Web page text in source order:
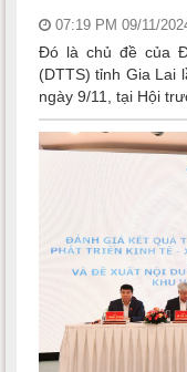
07:19 PM 09/11/
Đó là chủ đề của
(DTTS) tỉnh Gia Lai
ngày 9/11, tại Hội